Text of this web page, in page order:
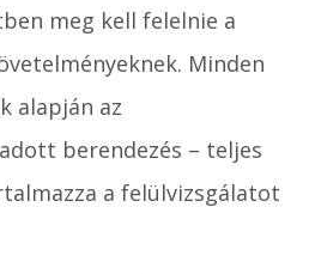
meg kell felelnie a
Minden
alapján az
berendezés – teljes
a felülvizsgálatot